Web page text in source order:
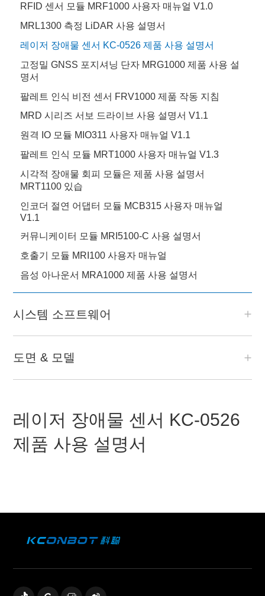
RFID 센서 모듈 MRF1000 사용자 매뉴얼 V1.0
MRL1300 측정 LiDAR 사용 설명서
레이저 장애물 센서 KC-0526 제품 사용 설명서
고정밀 GNSS 포지셔닝 단자 MRG1000 제품 사용 설
명서
팔레트 인식 비전 센서 FRV1000 제품 작동 지침
MRD 시리즈 서보 드라이브 사용 설명서 V1.1
원격 IO 모듈 MIO311 사용자 매뉴얼 V1.1
팔레트 인식 모듈 MRT1000 사용자 매뉴얼 V1.3
시각적 장애물 회피 모듈은 제품 사용 설명서
MRT1100 있습
인코더 절연 어댑터 모듈 MCB315 사용자 매뉴얼
V1.1
커뮤니케이터 모듈 MRI5100-C 사용 설명서
호출기 모듈 MRI100 사용자 매뉴얼
음성 아나운서 MRA1000 제품 사용 설명서
시스템 소프트웨어
도면 & 모델
레이저 장애물 센서 KC-0526
제품 사용 설명서